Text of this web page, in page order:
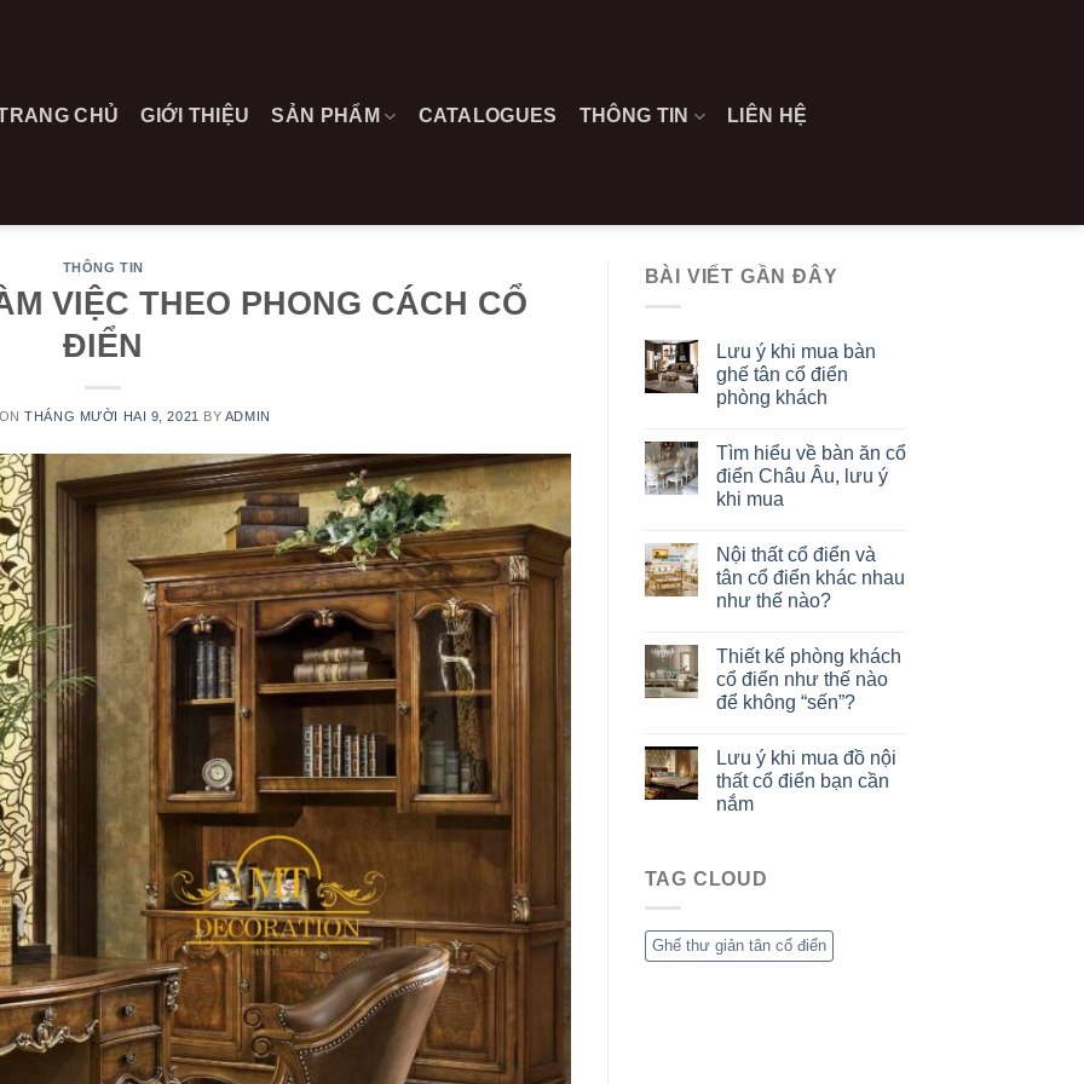
CHỦ GIỚI THIỆU SẢN PHẨM CATALOGUES THÔNG TIN LIÊN HỆ
THÔNG TIN
VIỆC THEO PHONG CÁCH CỔ
ĐIỂN
THÁNG MƯỜI HAI 9, 2021 BY ADMIN
BÀI VIẾT GẦN ĐÂY
Lưu ý khi mua bàn
ghế tân cổ điển
phòng khách
Tìm hiểu về bàn ăn cổ
điển Châu Âu, lưu ý
khi mua
Nội thất cổ điển và
tân cổ điển khác nhau
như thế nào?
Thiết kế phòng khách
cổ điển như thế nào
để không “sến”?
Lưu ý khi mua đồ nội
thất cổ điển bạn cần
nắm
TAG CLOUD
Ghế thư giản tân cổ điển